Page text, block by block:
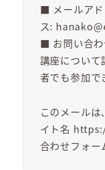
■ メールアド
ス:
■ お問い合
講座について
者でも参加で
このメール
イト名
合わせフォー